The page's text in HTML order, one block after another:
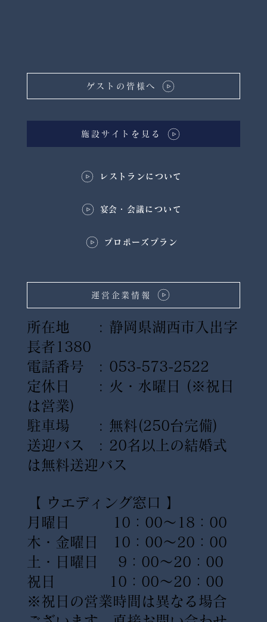
所在地 : 静岡県湖西市入出字
長者1380
電話番号 : 053-573-2522
定休日 : 火・水曜日
(※祝日
は営業)
駐車場 : 無料(250台完備)
送迎バス : 20名以上の結婚式
は無料送迎バス
【 ウエディング窓口 】
月曜日 10：00〜18：00
木・金曜日 10：00〜20：00
土・日曜日 9：00〜20：00
祝日 10：00〜20：00
※祝日の営業時間は異なる場合
施設サイトを見る
ゲストの皆様へ
運営企業情報
​宴会・会議について
プロポーズプラン
レストランについて